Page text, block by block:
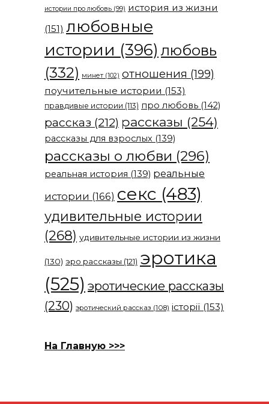
истории про любовь (99) история из жизни
(151) любовные
истории (396) любовь
(332) минет (102) отношения (199)
поучительные истории (153)
правдивые истории (113) про любовь (142)
рассказ (212) рассказы (254)
рассказы для взрослых (139)
рассказы о любви (296)
реальная история (139) реальные
истории (166) секс (483)
удивительные истории
(268) удивительные истории из жизни
(130) эро рассказы (121) эротика
(525) эротические рассказы
(230) эротический рассказ (108) історії (153)
На Главную >>>